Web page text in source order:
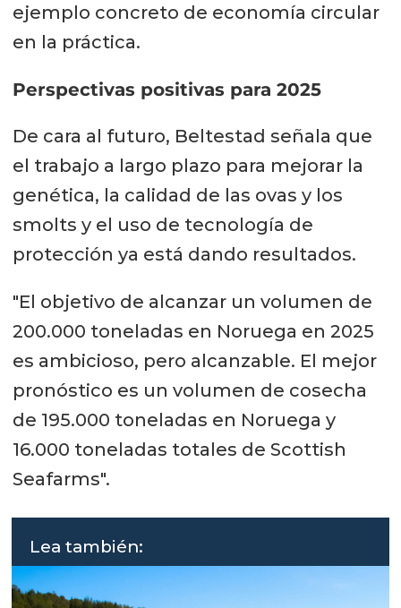
ejemplo concreto de economía circular
en la práctica.
Perspectivas positivas para 2025
De cara al futuro, Beltestad señala que
el trabajo a largo plazo para mejorar la
genética, la calidad de las ovas y los
smolts y el uso de tecnología de
protección ya está dando resultados.
"El objetivo de alcanzar un volumen de
200.000 toneladas en Noruega en 2025
es ambicioso, pero alcanzable. El mejor
pronóstico es un volumen de cosecha
de 195.000 toneladas en Noruega y
16.000 toneladas totales de Scottish
Seafarms".
Lea también: